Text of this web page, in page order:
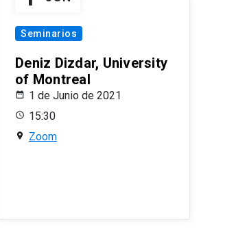
Seminarios
Deniz Dizdar, University
of Montreal
1 de Junio de 2021
15:30
Zoom